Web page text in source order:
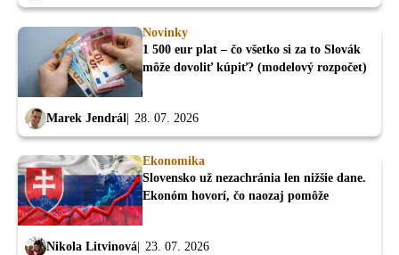
Novinky
1 500 eur plat – čo všetko si za to Slovák
môže dovoliť kúpiť? (modelový rozpočet)
Marek Jendrál 28. 07. 2026
Ekonomika
Slovensko už nezachránia len nižšie dane.
Ekonóm hovorí, čo naozaj pomôže
Nikola Litvinová 23. 07. 2026